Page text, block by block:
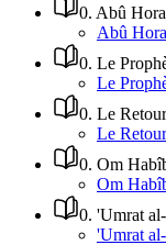
0. Abû
Abû
0. Le
Le
0. Le
Le
0. Om
Om
0. 'Umrat
'Umrat